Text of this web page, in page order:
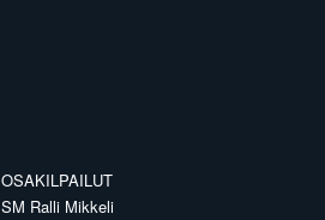
OSAKILPAILUT
SM Ralli Mikkeli